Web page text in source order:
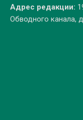
Адрес редакции:
Обводного канала,